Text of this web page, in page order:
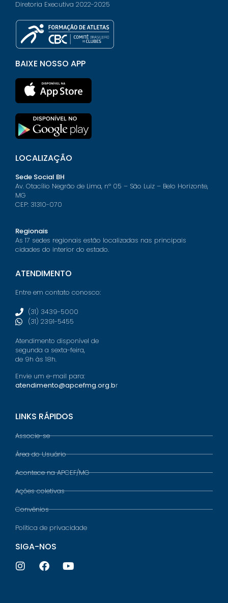
Diretoria Executiva 2022-2025
BAIXE NOSSO APP
LOCALIZAÇÃO
Sede Social BH
Av. Otacílio Negrão de Lima, nº 05 – São Luiz – Belo Horizonte,
MG
CEP: 31310-070
Regionais
As 17 sedes regionais estão localizadas nas principais
cidades do interior do estado.
ATENDIMENTO
Entre em contato conosco:
(31) 3439-5000
(31) 2391-5455
Atendimento disponível de
segunda a sexta-feira,
de 9h às 18h.
Envie um e-mail para:
atendimento@apcefmg.org.br
LINKS RÁPIDOS
Associe-se
Área do Usuário
Acontece na APCEF/MG
Ações coletivas
Convênios
Política de privacidade
SIGA-NOS